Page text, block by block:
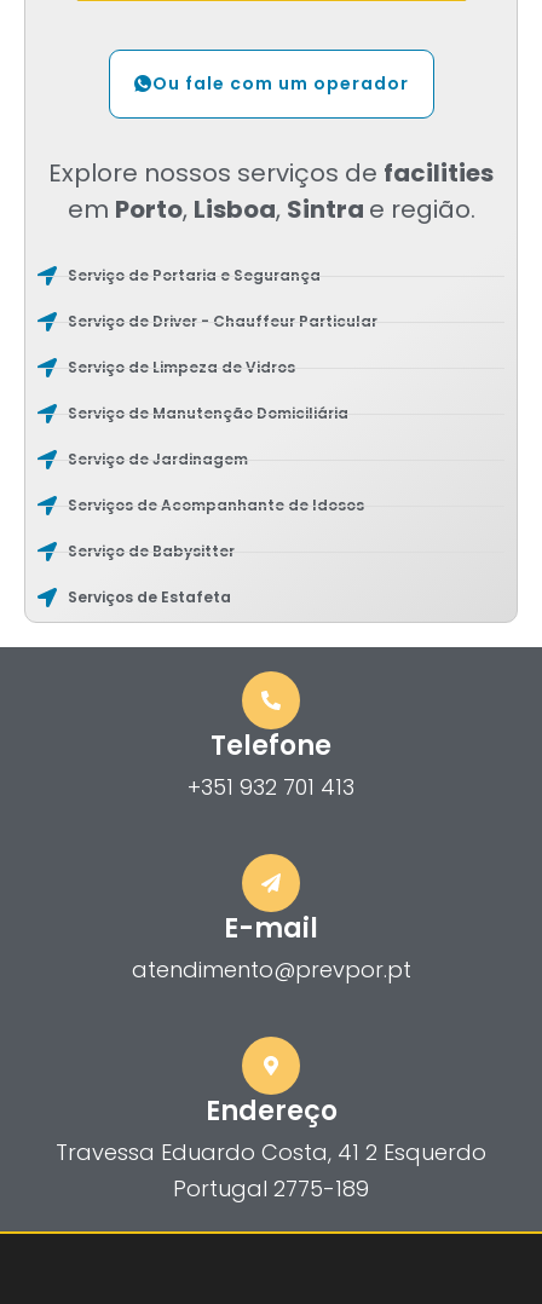
Ou fale com um operador
Explore nossos serviços de facilities
em Porto, Lisboa, Sintra e região.
Serviço de Portaria e Segurança
Serviço de Driver - Chauffeur Particular
Serviço de Limpeza de Vidros
Serviço de Manutenção Domiciliária
Serviço de Jardinagem
Serviços de Acompanhante de Idosos
Serviço de Babysitter
Serviços de Estafeta
Telefone
+351 932 701 413
E-mail
atendimento@prevpor.pt
Endereço
Travessa Eduardo Costa, 41 2 Esquerdo
Portugal 2775-189